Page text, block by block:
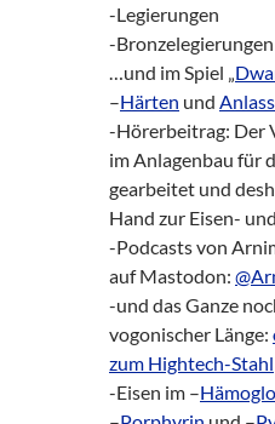
-Legierungen
-
…und im Spiel „
–Härten und
-Hörerbeitrag: Der
im Anlagenbau für
gearbeitet und
Hand zur Eisen-
-Podcasts von
auf Mastodon:
-und das Ganze
vogonischer Länge:
zum Hightech-Stahl
-Eisen im –